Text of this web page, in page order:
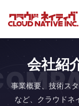
会社紹
事業概要、技術ス
など、クラウドネ